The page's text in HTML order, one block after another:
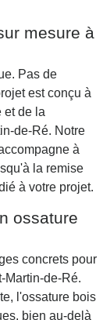
mesure à
Pas de
est conçu à
et de la
de-Ré. Notre
à
la remise
à votre projet.
ossature
concrets pour
Martin-de-Ré.
l'ossature bois
bien au-delà